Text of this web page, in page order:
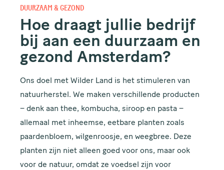
DUURZAAM & GEZOND
Hoe draagt jullie bedrijf
bij aan een duurzaam en
gezond Amsterdam?
Ons doel met Wilder Land is het stimuleren van
natuurherstel. We maken verschillende producten
– denk aan thee, kombucha, siroop en pasta –
allemaal met inheemse, eetbare planten zoals
paardenbloem, wilgenroosje, en weegbree. Deze
planten zijn niet alleen goed voor ons, maar ook
voor de natuur, omdat ze voedsel zijn voor